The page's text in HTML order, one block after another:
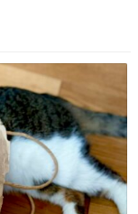
のときも「何で
録終わりに言っ
ティでの姿が本